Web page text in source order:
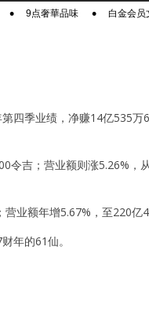
9点奢華品味 白金会员
四季业绩，净赚14亿535
令吉；营业额则涨5.26%，
业额年增5.67%，至220亿
年的61仙。